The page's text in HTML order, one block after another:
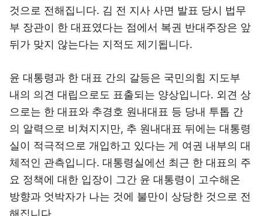
것으로 전해집니다. 김 전 지사 사면 발표 당시 법무
부 장관이 한 대표였다는 점에서 복권 반대주장은 앞
뒤가 맞지 않는다는 지적도 제기됩니다.
윤 대통령과 한 대표 간의 갈등은 국민의힘 지도부
내의 의견 대립으로도 표출되는 양상입니다. 외견 상
으로는 한 대표와 추경호 원내대표 등 당내 투톱 간
의 알력으로 비쳐지지만, 추 원내대표 뒤에는 대통령
실이 적극적으로 개입하고 있다는 게 여권 내부의 대
체적인 관측입니다. 대통령실에선 최근 한 대표의 주
요 정책에 대한 입장이 그간 윤 대통령이 고수해온
방향과 엇박자가 나는 것에 불만이 상당한 것으로 전
해집니다.